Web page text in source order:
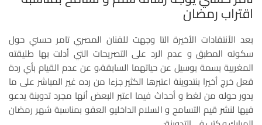
اقتراب رمضان
بعد الأنتقادات الأخيرة التا وجهت للفنان المصري تامر حسني حول
سكوته المطبق و عدم الرد على التصريحات التي أدلت بها طليقته
المغربية بسمة بوسيل عن حياتهما السابقة،و عن عدم القيام بأي ردة
قعل خرج أخيرا بنتدوينة اعتبرها الكثير جزءا من رده غير المباشر على ما
يدور حوله من لغط و أحداث فيما اعتبر البعض أنها مجرد تدوينة يدعو
فيها لنشر قيم التسامح و السلام الداخليو العفو بمناسبة شهر رمضان